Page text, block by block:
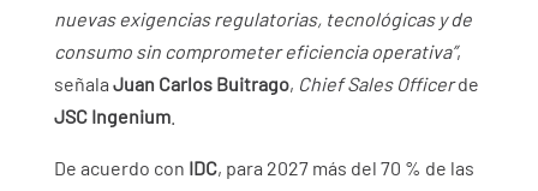
nuevas exigencias regulatorias, tecnológicas y de
consumo sin comprometer eficiencia operativa”,
señala Juan Carlos Buitrago, Chief Sales Officerde
JSC Ingenium.
De acuerdo con IDC, para 2027 más del 70 % de las